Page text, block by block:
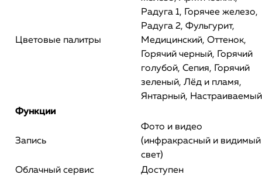
Цветовые палитры
Радуга 1, Горячее железо,
Радуга 2, Фульгурит,
Медицинский, Оттенок,
Горячий черный, Горячий
голубой, Сепия, Горячий
зеленый, Лёд и пламя,
Янтарный, Настраиваемый
Функции
Запись
Фото и видео
(инфракрасный и видимый
свет)
Облачный сервис
Доступен